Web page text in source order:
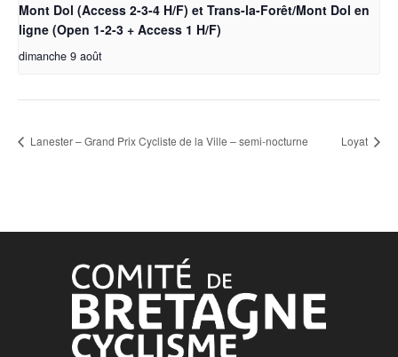
Mont Dol (Access 2-3-4 H/F) et Trans-la-Forêt/Mont Dol en
ligne (Open 1-2-3 + Access 1 H/F)
dimanche 9 août
Lanester – Grand Prix Cycliste de la Ville – semi-nocturne Loyat